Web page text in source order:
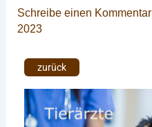
Schreibe einen Kommentar
2023